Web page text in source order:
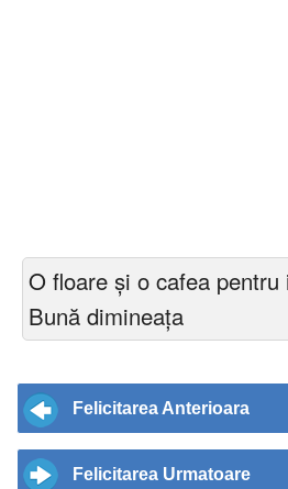
O floare și o cafea pentru
Bună dimineața
Felicitarea Anterioara
Felicitarea Urmatoare